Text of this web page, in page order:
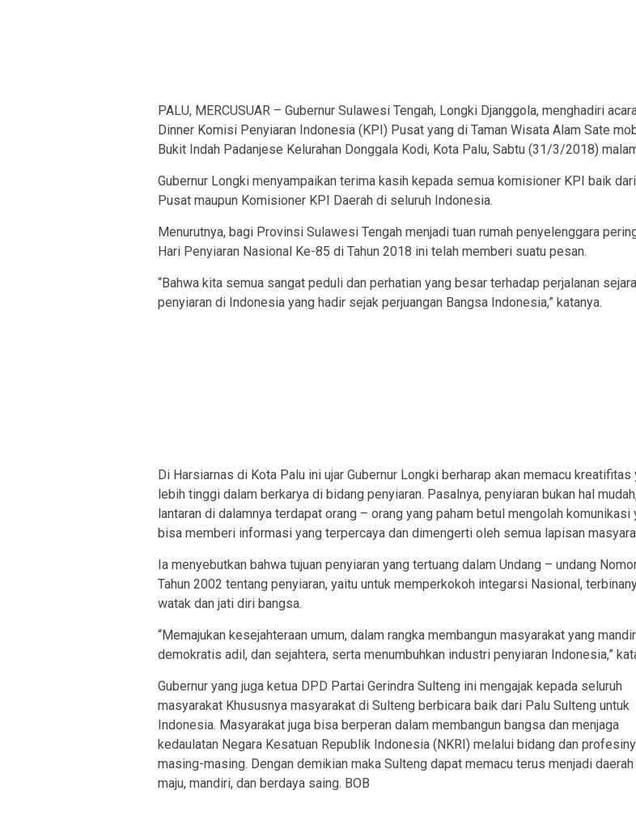
PALU, MERCUSUAR – Gubernur Sulawesi Tengah, Longki Djanggola, menghadiri
Dinner Komisi Penyiaran Indonesia (KPI) Pusat yang di Taman Wisata Alam Sate
Bukit Indah Padanjese Kelurahan Donggala Kodi, Kota Palu, Sabtu (31/3/2018)
Gubernur Longki menyampaikan terima kasih kepada semua komisioner KPI baik
Pusat maupun Komisioner KPI Daerah di seluruh Indonesia.
Menurutnya, bagi Provinsi Sulawesi Tengah menjadi tuan rumah penyelenggara
Hari Penyiaran Nasional Ke-85 di Tahun 2018 ini telah memberi suatu pesan.
“Bahwa kita semua sangat peduli dan perhatian yang besar terhadap perjalanan
penyiaran di Indonesia yang hadir sejak perjuangan Bangsa Indonesia,” katanya.
Di Harsiarnas di Kota Palu ini ujar Gubernur Longki berharap akan memacu kreatifitas
lebih tinggi dalam berkarya di bidang penyiaran. Pasalnya, penyiaran bukan hal
lantaran di dalamnya terdapat orang – orang yang paham betul mengolah komunikasi
bisa memberi informasi yang terpercaya dan dimengerti oleh semua lapisan
Ia menyebutkan bahwa tujuan penyiaran yang tertuang dalam Undang – undang
Tahun 2002 tentang penyiaran, yaitu untuk memperkokoh integarsi Nasional,
watak dan jati diri bangsa.
“Memajukan kesejahteraan umum, dalam rangka membangun masyarakat yang
demokratis adil, dan sejahtera, serta menumbuhkan industri penyiaran Indonesia,”
Gubernur yang juga ketua DPD Partai Gerindra Sulteng ini mengajak kepada seluruh
masyarakat Khususnya masyarakat di Sulteng berbicara baik dari Palu Sulteng untuk
Indonesia. Masyarakat juga bisa berperan dalam membangun bangsa dan menjaga
kedaulatan Negara Kesatuan Republik Indonesia (NKRI) melalui bidang dan
masing-masing. Dengan demikian maka Sulteng dapat memacu terus menjadi
maju, mandiri, dan berdaya saing. BOB